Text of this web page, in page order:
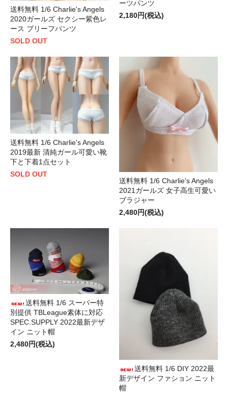
送料無料 1/6 Charlie's Angels
2020ガールズ セクシー紫色レ
ース ブリーフパンツ
SOLD OUT
ーツパンツ
2,180円(税込)
送料無料 1/6 Charlie's Angels
2019最新 清純ガール可愛い靴
下と下着1点セット
SOLD OUT
送料無料 1/6 Charlie's Angels
2021ガールズ 女子高生可愛い
ブラジャー
2,480円(税込)
送料無料 1/6 スーパー特
別提供 TBLeague素体に対応
SPEC.SUPPLY 2022最新デザ
イン ニット帽
2,480円(税込)
送料無料 1/6 DIY 2022最
新デザイン ファション ニット
帽